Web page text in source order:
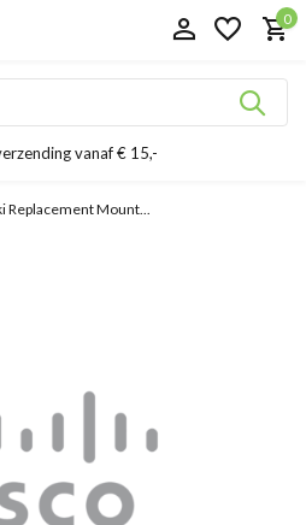
0
vanaf € 15,-
Replacement Mount...